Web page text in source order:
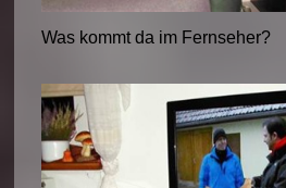
Was kommt da im Fernseher?